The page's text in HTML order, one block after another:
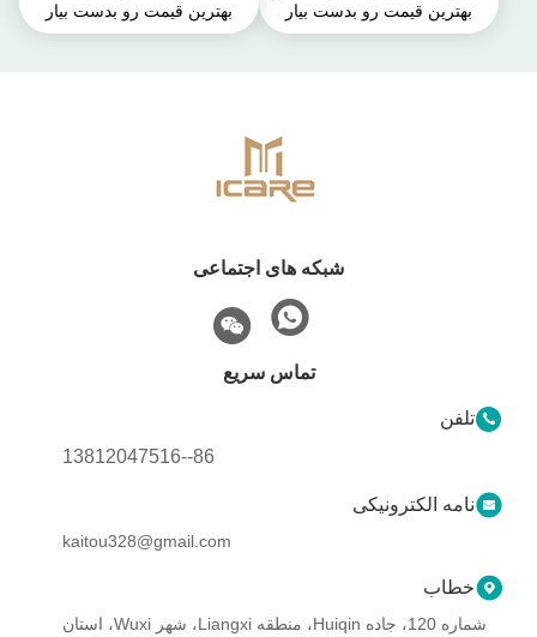
خودکار
بهترین قیمت رو بدست بیار
تمیز درب های سریع رول
بهترین قیمت رو بدست بیار
شبکه های اجتماعی
تماس سریع
تلفن
86--13812047516
نامه الکترونیکی
kaitou328@gmail.com
خطاب
شماره 120، جاده Huiqin، منطقه Liangxi، شهر Wuxi، استان